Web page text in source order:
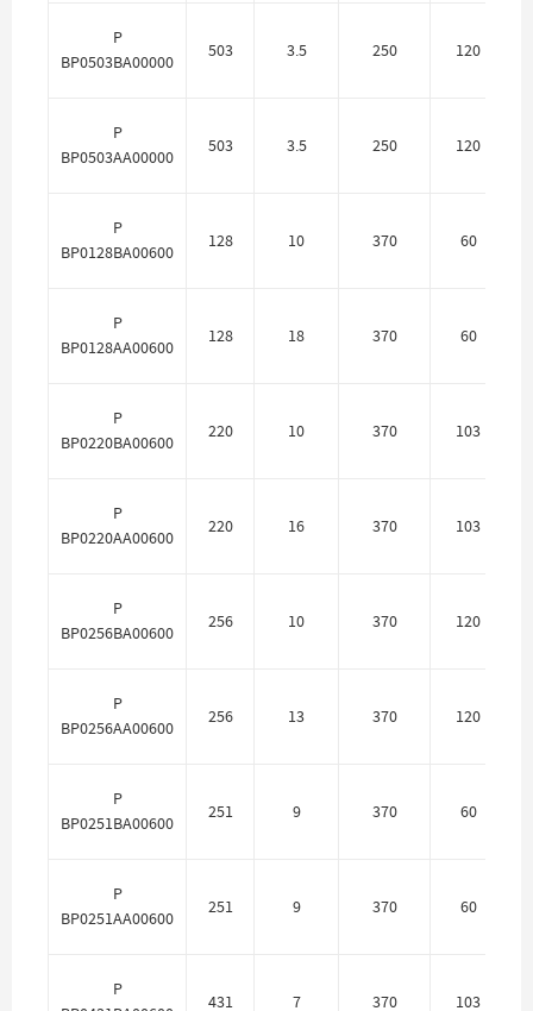
P
BP0503BA00000
503 3.5 250 120
P
BP0503AA00000
503 3.5 250 120
P
BP0128BA00600
128 10 370 60
P
BP0128AA00600
128 18 370 60
P
BP0220BA00600
220 10 370 103
P
BP0220AA00600
220 16 370 103
P
BP0256BA00600
256 10 370 120
P
BP0256AA00600
256 13 370 120
P
BP0251BA00600
251 9 370 60
P
BP0251AA00600
251 9 370 60
P
431 7 370 103